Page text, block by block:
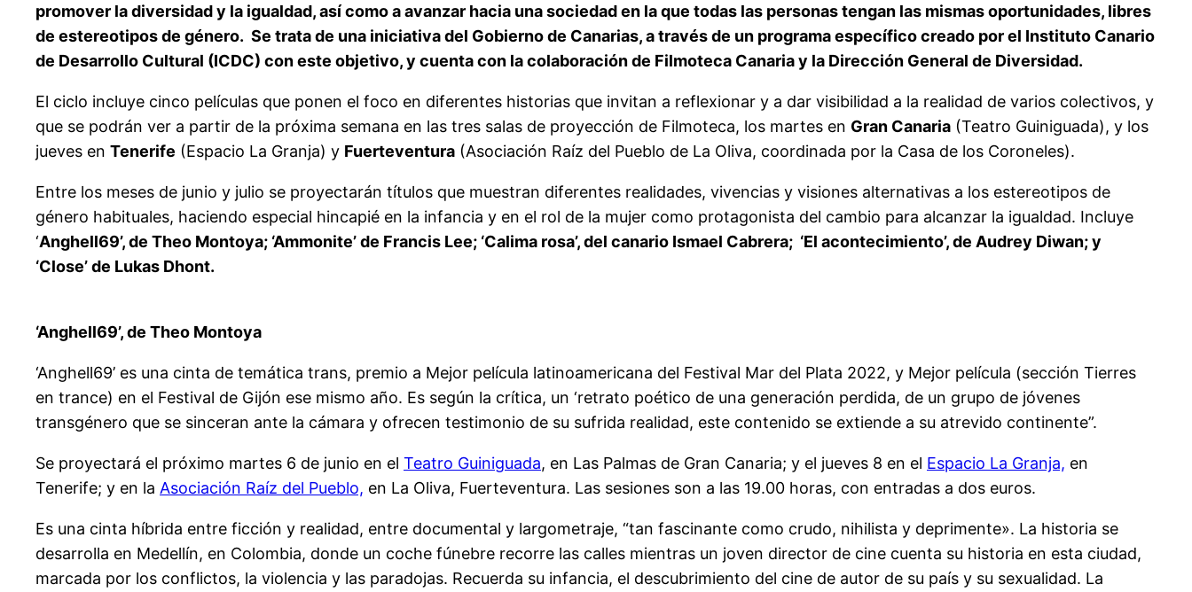
promover la diversidad y la igualdad, así como a avanzar hacia una sociedad en la que todas las personas tengan las mismas oportunidades, libres
de estereotipos de género. Se trata de una iniciativa del Gobierno de Canarias, a través de un programa específico creado por el Instituto Canario
de Desarrollo Cultural (ICDC) con este objetivo, y cuenta con la colaboración de Filmoteca Canaria y la Dirección General de Diversidad.
El ciclo incluye cinco películas que ponen el foco en diferentes historias que invitan a reflexionar y a dar visibilidad a la realidad de varios colectivos, y
que se podrán ver a partir de la próxima semana en las tres salas de proyección de Filmoteca, los martes en Gran Canaria (Teatro Guiniguada), y los
jueves en Tenerife (Espacio La Granja) y Fuerteventura (Asociación Raíz del Pueblo de La Oliva, coordinada por la Casa de los Coroneles).
Entre los meses de junio y julio se proyectarán títulos que muestran diferentes realidades, vivencias y visiones alternativas a los estereotipos de
género habituales, haciendo especial hincapié en la infancia y en el rol de la mujer como protagonista del cambio para alcanzar la igualdad. Incluye
‘Anghell69’, de Theo Montoya; ‘Ammonite’ de Francis Lee; ‘Calima rosa’, del canario Ismael Cabrera; ‘El acontecimiento’, de Audrey Diwan; y
‘Close’ de Lukas Dhont.
‘Anghell69’, de Theo Montoya
‘Anghell69’ es una cinta de temática trans, premio a Mejor película latinoamericana del Festival Mar del Plata 2022, y Mejor película (sección Tierres
en trance) en el Festival de Gijón ese mismo año. Es según la crítica, un ‘retrato poético de una generación perdida, de un grupo de jóvenes
transgénero que se sinceran ante la cámara y ofrecen testimonio de su sufrida realidad, este contenido se extiende a su atrevido continente”.
Se proyectará el próximo martes 6 de junio en el Teatro Guiniguada, en Las Palmas de Gran Canaria; y el jueves 8 en el Espacio La Granja, en
Tenerife; y en la Asociación Raíz del Pueblo, en La Oliva, Fuerteventura. Las sesiones son a las 19.00 horas, con entradas a dos euros.
Es una cinta híbrida entre ficción y realidad, entre documental y largometraje, “tan fascinante como crudo, nihilista y deprimente». La historia se
desarrolla en Medellín, en Colombia, donde un coche fúnebre recorre las calles mientras un joven director de cine cuenta su historia en esta ciudad,
marcada por los conflictos, la violencia y las paradojas. Recuerda su infancia, el descubrimiento del cine de autor de su país y su sexualidad. La